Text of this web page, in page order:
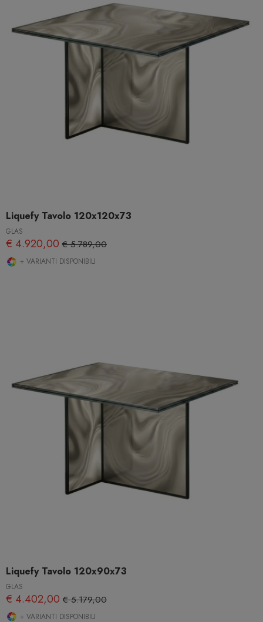
Liquefy Tavolo 120x120x73
GLAS
€ 4.920,00 € 5.789,00
+ VARIANTI DISPONIBILI
Liquefy Tavolo 120x90x73
GLAS
€ 4.402,00 € 5.179,00
+ VARIANTI DISPONIBILI